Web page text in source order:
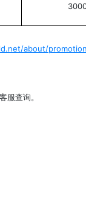
about/
服查询。